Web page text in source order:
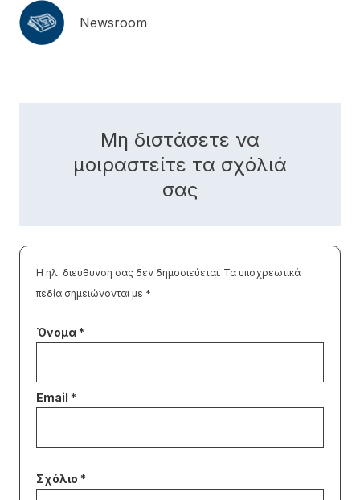
Newsroom
Μη διστάσετε να
μοιραστείτε τα σχόλιά
σας
Η ηλ. διεύθυνση σας δεν δημοσιεύεται. Τα υποχρεωτικά
πεδία σημειώνονται με *